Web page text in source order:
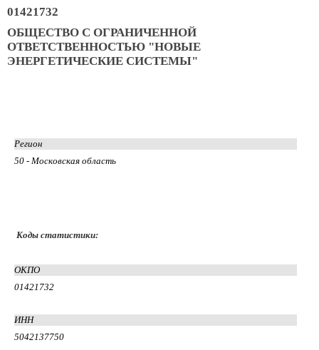
01421732
ОБЩЕСТВО С ОГРАНИЧЕННОЙ
ОТВЕТСТВЕННОСТЬЮ "НОВЫЕ
ЭНЕРГЕТИЧЕСКИЕ СИСТЕМЫ"
Регион
50 - Московская область
Коды статистики:
ОКПО
01421732
ИНН
5042137750